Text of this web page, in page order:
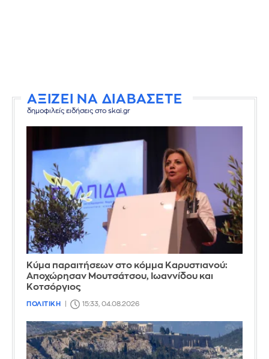
ΑΞΙΖΕΙ ΝΑ ΔΙΑΒΑΣΕΤΕ
δημοφιλείς ειδήσεις στο skai.gr
Κύμα παραιτήσεων στο κόμμα Καρυστιανού:
Αποχώρησαν Μουτσάτσου, Ιωαννίδου και
Κοτσόργιος
ΠΟΛΙΤΙΚΗ 15:33, 04.08.2026